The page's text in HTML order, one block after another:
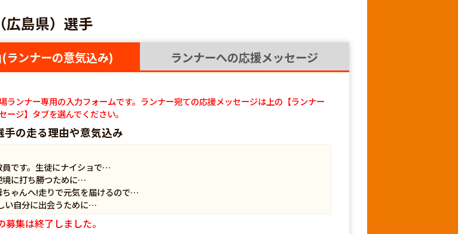
島県）選手
ランナーの意気込み) ランナーへの応援メッセージ
ランナー専用の入力フォームです。ランナー宛ての応援メッセージは上の【ランナー
ージ】タブを選んでください。
の走る理由や意気込み
員です。生徒にナイショで…
境に打ち勝つために…
ちゃんへ!走りで元気を届けるので…
い自分に出会うために…
募集は終了しました。